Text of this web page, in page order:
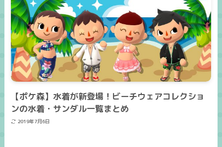
【ポケ森】水着が新登場！ビーチウェアコレクショ
ンの水着・サンダル一覧まとめ
2019年7月6日